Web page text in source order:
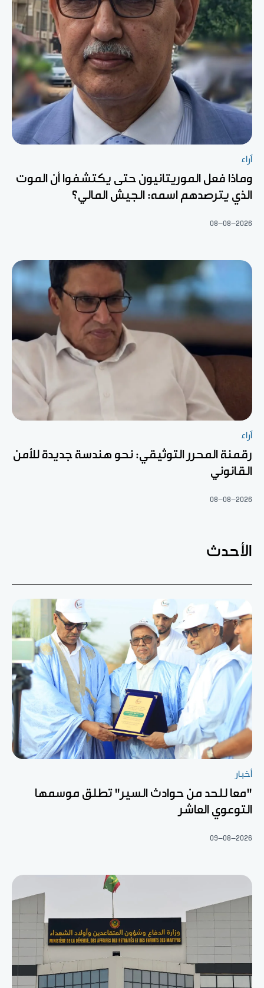
آراء
وماذا فعل الموريتانيون حتى يكتشفوا أن الموت
الذي يترصدهم اسمه: الجيش المالي؟
08-08-2026
آراء
رقمنة المحرر التوثيقي: نحو هندسة جديدة للأمن
القانوني
08-08-2026
الأحدث
أخبار
"معا للحد من حوادث السير" تطلق موسمها
التوعوي العاشر
09-08-2026